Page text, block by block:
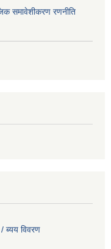
समावेशीकरण रणनीति
ब्यय विवरण